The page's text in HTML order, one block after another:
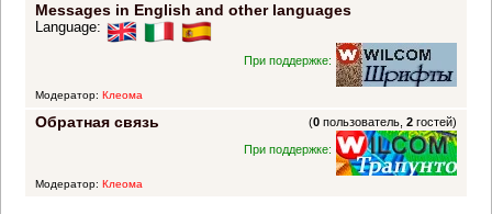
Messages in English and other languages
Language:
При поддержке:
Модератор: Клеома
Обратная связь (0 пользователь,2 гостей)
При поддержке:
Модератор: Клеома